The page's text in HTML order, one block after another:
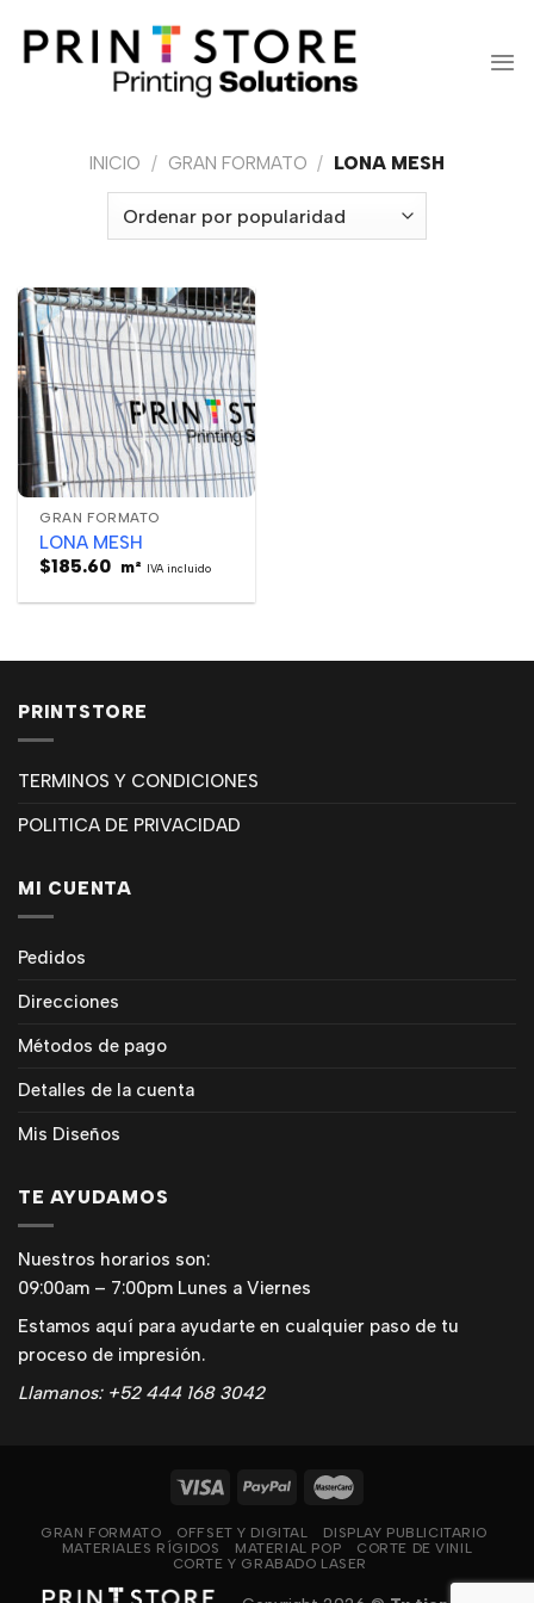
contenido
INICIO / GRAN FORMATO / LONA MESH
GRAN FORMATO
LONA MESH
$185.60 m² IVA incluido
PRINTSTORE
TERMINOS Y CONDICIONES
POLITICA DE PRIVACIDAD
MI CUENTA
Pedidos
Direcciones
Métodos de pago
Detalles de la cuenta
Mis Diseños
TE AYUDAMOS
Nuestros horarios son:
09:00am – 7:00pm Lunes a Viernes
Estamos aquí para ayudarte en cualquier paso de tu
proceso de impresión.
Llamanos: +52 444 168 3042
GRAN FORMATO OFFSET Y DIGITAL
DISPLAY PUBLICITARIO
MATERIALES RÍGIDOS
MATERIAL POP
CORTE DE VINIL
CORTE Y GRABADO LASER